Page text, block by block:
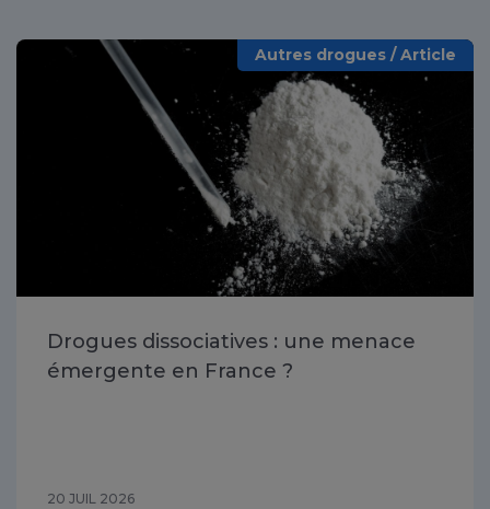
Autres drogues / Article
Drogues dissociatives : une menace
émergente en France ?
20 JUIL 2026